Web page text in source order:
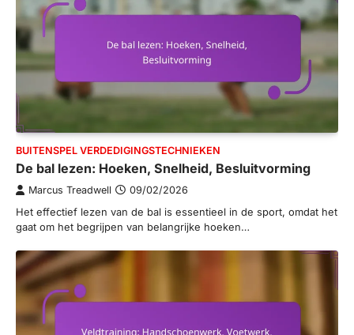
BUITENSPEL VERDEDIGINGSTECHNIEKEN
De bal lezen: Hoeken, Snelheid, Besluitvorming
Marcus Treadwell 09/02/2026
Het effectief lezen van de bal is essentieel in de sport, omdat het
gaat om het begrijpen van belangrijke hoeken…